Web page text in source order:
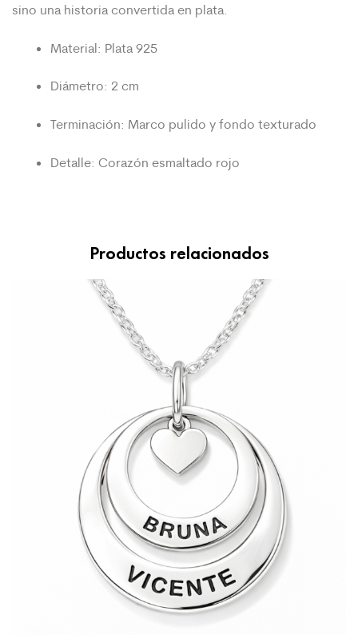
sino una historia convertida en plata.
Material: Plata 925
Diámetro: 2 cm
Terminación: Marco pulido y fondo texturado
Detalle: Corazón esmaltado rojo
Productos relacionados